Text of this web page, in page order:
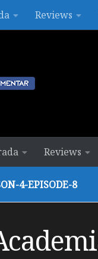
Reviews
Reviews
4-EPISODE-8